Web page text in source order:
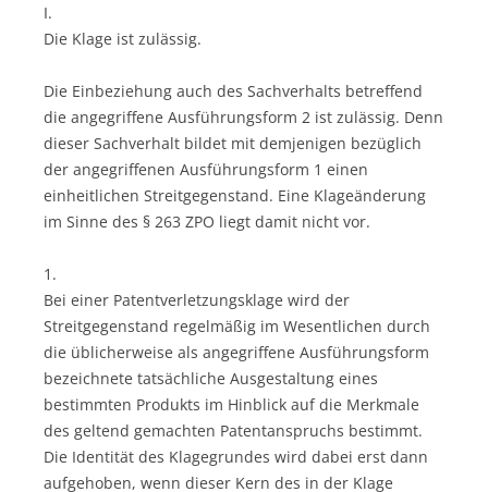
I.
Die Klage ist zulässig.
Die Einbeziehung auch des Sachverhalts betreffend
die angegriffene Ausführungsform 2 ist zulässig. Denn
dieser Sachverhalt bildet mit demjenigen bezüglich
der angegriffenen Ausführungsform 1 einen
einheitlichen Streitgegenstand. Eine Klageänderung
im Sinne des § 263 ZPO liegt damit nicht vor.
1.
Bei einer Patentverletzungsklage wird der
Streitgegenstand regelmäßig im Wesentlichen durch
die üblicherweise als angegriffene Ausführungsform
bezeichnete tatsächliche Ausgestaltung eines
bestimmten Produkts im Hinblick auf die Merkmale
des geltend gemachten Patentanspruchs bestimmt.
Die Identität des Klagegrundes wird dabei erst dann
aufgehoben, wenn dieser Kern des in der Klage